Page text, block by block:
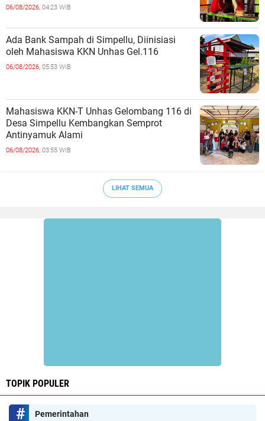
06/08/2026, 04:23 WIB
Ada Bank Sampah di Simpellu, Diinisiasi
oleh Mahasiswa KKN Unhas Gel.116
06/08/2026, 05:53 WIB
Mahasiswa KKN-T Unhas Gelombang 116 di
Desa Simpellu Kembangkan Semprot
Antinyamuk Alami
06/08/2026, 03:55 WIB
LIHAT SEMUA
TOPIK POPULER
Pemerintahan